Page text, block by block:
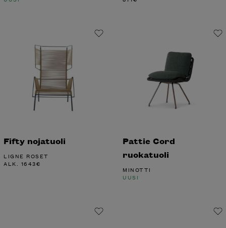
Fifty nojatuoli
LIGNE ROSET
ALK. 1643€
Pattie Cord
ruokatuoli
MINOTTI
UUSI